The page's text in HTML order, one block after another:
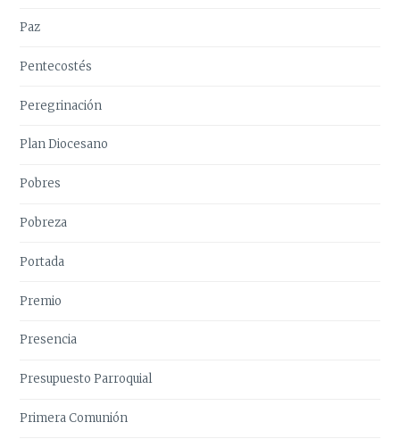
Paz
Pentecostés
Peregrinación
Plan Diocesano
Pobres
Pobreza
Portada
Premio
Presencia
Presupuesto Parroquial
Primera Comunión